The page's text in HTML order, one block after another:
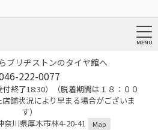
ブリヂストンのタイヤ館へ
222-0077
終了18:30）（脱着期間は１８：００
舗状況により早まる場合がございま
す）
川県厚木市林4-20-41
Map